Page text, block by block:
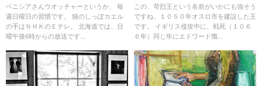
の手
ベニシアさんウオッチャーというか、 毎
週日曜日の習慣です。 猫のしっぽカエル
の手はＮＨＫのＥテレ。 北海道では、日
曜午後6時からの放送です...
設
この、苛烈王という名前がいかにも強そう
ですね。１０５０年オスロ市を建設した王
です。 イギリス侵攻中に、戦死（１０６
６年）同じ年にエドワード懺...